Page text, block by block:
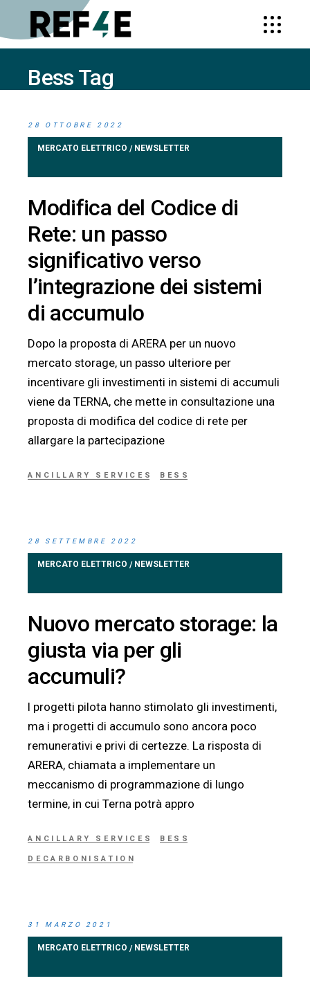
Bess Tag
28 OTTOBRE 2022
MERCATO ELETTRICO / NEWSLETTER
Modifica del Codice di
Rete: un passo
significativo verso
l’integrazione dei sistemi
di accumulo
Dopo la proposta di ARERA per un nuovo
mercato storage, un passo ulteriore per
incentivare gli investimenti in sistemi di accumuli
viene da TERNA, che mette in consultazione una
proposta di modifica del codice di rete per
allargare la partecipazione
ANCILLARY SERVICES BESS
28 SETTEMBRE 2022
MERCATO ELETTRICO / NEWSLETTER
Nuovo mercato storage: la
giusta via per gli
accumuli?
I progetti pilota hanno stimolato gli investimenti,
ma i progetti di accumulo sono ancora poco
remunerativi e privi di certezze. La risposta di
ARERA, chiamata a implementare un
meccanismo di programmazione di lungo
termine, in cui Terna potrà appro
ANCILLARY SERVICES BESS
DECARBONISATION
31 MARZO 2021
MERCATO ELETTRICO / NEWSLETTER